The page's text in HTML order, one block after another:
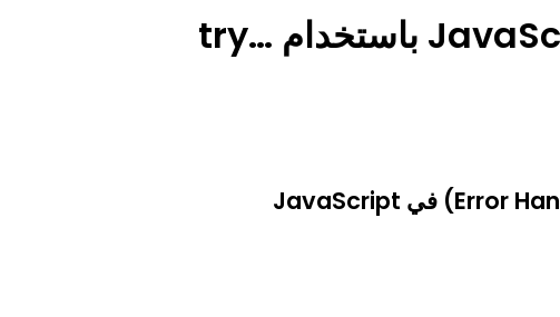
كيف تتعامل مع الأخطاء في JavaScript باستخدام try…